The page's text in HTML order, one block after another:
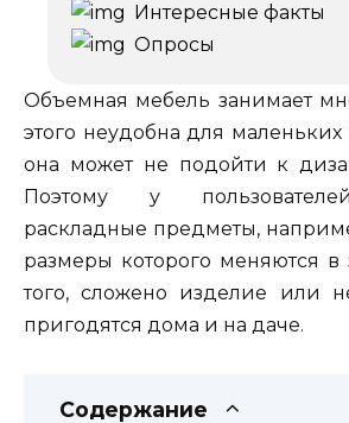
Интересные факты
Опросы
Объемная мебель занимает
этого неудобна для маленьких
она может не подойти к
Поэтому у
раскладные предметы,
размеры которого меняются в
того, сложено изделие или
пригодятся дома и на даче.
Содержание